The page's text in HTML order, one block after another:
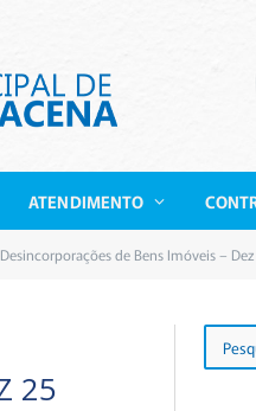
ATENDIMENTO
de Bens Imóveis –
25